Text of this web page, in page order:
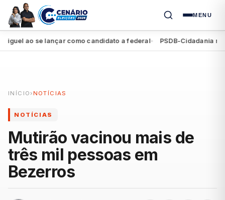
MENU
ao se lançar como candidato a federal● PSDB-Cidadania
INÍCIO › NOTÍCIAS
NOTÍCIAS
Mutirão vacinou mais de
três mil pessoas em
Bezerros